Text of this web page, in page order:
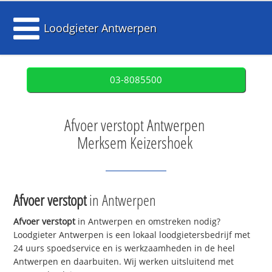
Loodgieter Antwerpen
03-8085500
Afvoer verstopt Antwerpen
Merksem Keizershoek
Afvoer verstoptin Antwerpen
Afvoer verstoptin Antwerpen en omstreken nodig?
Loodgieter Antwerpen is een lokaal loodgietersbedrijf met
24 uurs spoedservice en is werkzaamheden in de heel
Antwerpen en daarbuiten. Wij werken uitsluitend met